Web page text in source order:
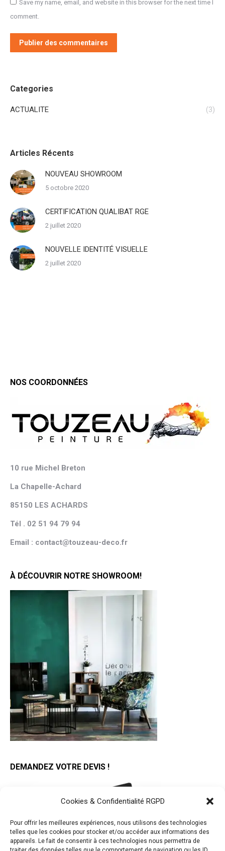
Cookies & Confidentialité RGPD
Pour offrir les meilleures expériences, nous utilisons des technologies
telles que les cookies pour stocker et/ou accéder aux informations des
appareils. Le fait de consentir à ces technologies nous permettra de
Save my name, email, and website in this browser for the next time I
comment.
Publier des commentaires
Categories
ACTUALITE (3)
Articles Récents
NOUVEAU SHOWROOM
5 octobre 2020
CERTIFICATION QUALIBAT RGE
2 juillet 2020
NOUVELLE IDENTITÉ VISUELLE
2 juillet 2020
NOS COORDONNÉES
10 rue Michel Breton
La Chapelle-Achard
85150 LES ACHARDS
Tél . 02 51 94 79 94
Email : contact@touzeau-deco.fr
À DÉCOUVRIR NOTRE SHOWROOM!
DEMANDEZ VOTRE DEVIS !